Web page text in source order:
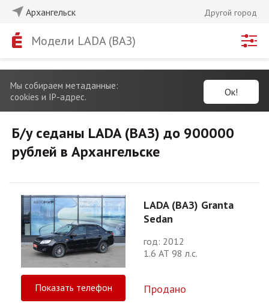
Архангельск Другой город
Модели LADA (ВАЗ)
Мы собираем метаданные:
cookies и IP-адрес.
Ок!
Б/у седаны LADA (ВАЗ) до 900000
рублей в Архангельске
LADA (ВАЗ) Granta
Sedan
год: 2012
1.6 АТ 98 л.с.
Показать телефон Продано